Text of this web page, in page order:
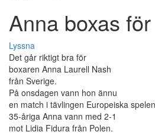
Anna boxas
Lyssna
Det går riktigt bra för
boxaren Anna Laurell Nash
från Sverige.
På onsdagen vann hon ännu
en match i tävlingen Europeiska
35-åriga Anna vann med 2-1
mot Lidia Fidura från Polen.